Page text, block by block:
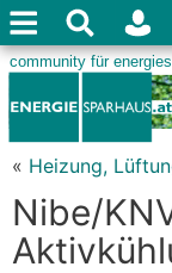
« Heizung,
Nibe/